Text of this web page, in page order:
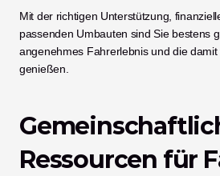
Mit der richtigen Unterstützung,
passenden Umbauten sind Sie bestens
angenehmes Fahrerlebnis und die
genießen.
Ressourcen für